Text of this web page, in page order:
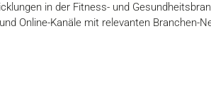
in der Fitness- und
Online-Kanäle mit relevanten Branchen-